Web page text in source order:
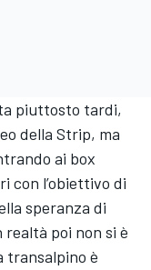
piuttosto tardi,
della Strip, ma
ai box
con l’obiettivo di
speranza di
realtà poi non si è
transalpino è